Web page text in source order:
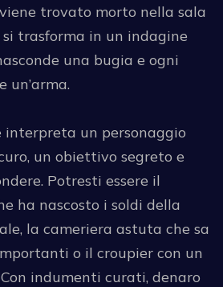
trovato morto nella sala
trasforma in un indagine
una bugia e ogni
un’arma.
un personaggio
un obiettivo segreto e
Potresti essere il
ha nascosto i soldi della
la cameriera astuta che sa
o il croupier con un
indumenti curati, denaro